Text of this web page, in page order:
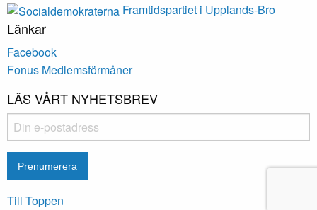
Framtidspartiet i Upplands-Bro
Länkar
Facebook
Fonus Medlemsförmåner
LÄS VÅRT NYHETSBREV
Till Toppen